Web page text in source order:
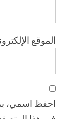
الموقع
احفظ اسمي،